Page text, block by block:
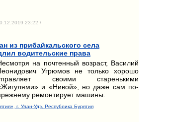
23:22 /
из прибайкальского села
водительские права
на почтенный возраст, Василий
Угрюмов не только хорошо
своими старенькими
и «Нивой», но даже сам по-
ремонтирует машины.
г. Улан-Удэ, Республика Бурятия